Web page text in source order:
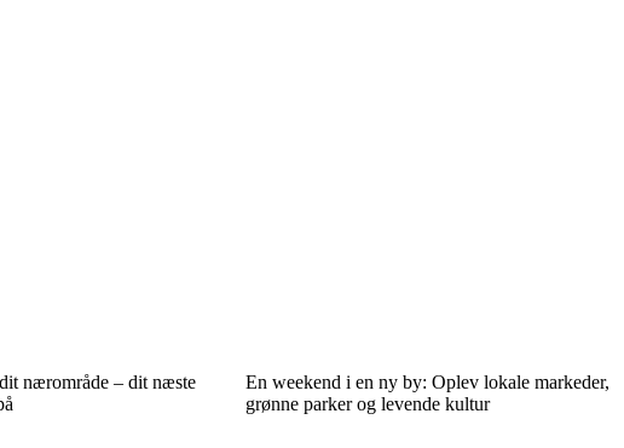
nærområde – dit næste
En weekend i en ny by: Oplev lokale markeder,
grønne parker og levende kultur